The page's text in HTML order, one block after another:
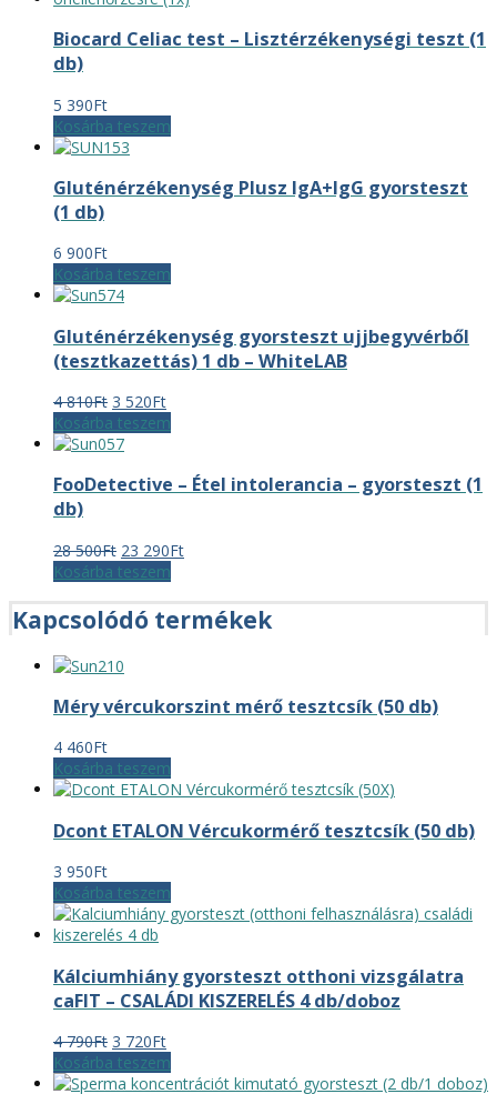
Biocard Celiac test – Lisztérzékenységi teszt (1
db)
5 390Ft
Kosárba teszem
Gluténérzékenység Plusz IgA+IgG gyorsteszt
(1 db)
6 900Ft
Kosárba teszem
Gluténérzékenység gyorsteszt ujjbegyvérből
(tesztkazettás) 1 db – WhiteLAB
4 810Ft Original
price
was:
810Ft.
3 520FtCurrent
price
520Ft.
Kosárba teszem
FooDetective – Étel intolerancia – gyorsteszt (1
db)
28 500Ft Original
price
28
500Ft.
23 290FtCurrent
23
290Ft.
Kosárba teszem
Kapcsolódó termékek
Méry vércukorszint mérő tesztcsík (50 db)
4 460Ft
Kosárba teszem
Dcont ETALON Vércukormérő tesztcsík (50 db)
3 950Ft
Kosárba teszem
Kálciumhiány gyorsteszt otthoni vizsgálatra
caFIT – CSALÁDI KISZERELÉS 4 db/doboz
4 790Ft Original
price
was:
3 720FtCurrent
price
is:
Kosárba teszem